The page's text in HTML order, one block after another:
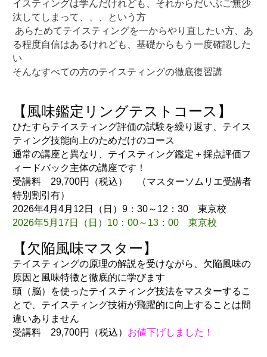
イスティングは学んだけれども、それからだいぶご無沙
汰してしまって、、、という方
る程度自信はあるけれども、基礎からもう一度確認した
い
ひたすらテイスティング評価の試験を繰り返す、テイス
ティング技能向上のためだけのコース
通常の講座と異なり、テイスティング鑑定＋採点評価フ
ィードバック主体の講座です！
受講料　29,700円（税込）　（マスターソムリエ受講者
特別割引有）
2026年4月4月12日（日）9：30～12：30　東京校
2026年5月17日（日）10：00～13：00　東京校
テイスティングの原理の解説を受けながら、欠陥風味の
原因と風味特徴と徹底的に学びます
頭（脳）を使ったテイスティング技法をマスターするこ
とで、テイスティング技術が飛躍的に向上することは間
違いありません
受講料　29,700円（税込）